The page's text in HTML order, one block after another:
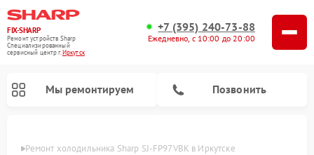
FIX-SHARP
Ремонт устройств Sharp
Специализированный
cервисный центр г.Иркутск
+7 (395) 240-73-88
Ежедневно, с 10:00 до 20:00
Мы ремонтируем Позвонить
Ремонт холодильника Sharp SJ-FP97VBK в Иркутске